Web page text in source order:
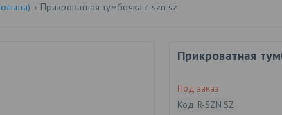
Прикроватная тумбочка r-szn sz
Прикроватная
Под заказ
Код: R-SZN SZ